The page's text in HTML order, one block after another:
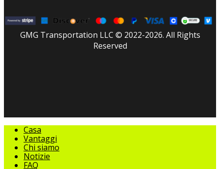
GMG Transportation LLC © 2022-2026. All Rights
Reserved
Chiudere
menu
Casa
Vantaggi
Chi siamo
Notizie
FAQ